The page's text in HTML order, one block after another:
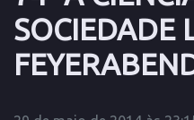
SOCIEDADE